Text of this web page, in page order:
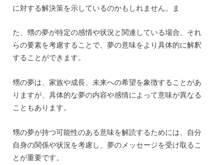
に対する解決策を示しているのかもしれません。ま
た、甥の夢が特定の感情や状況と関連している場合、それ
らの要素を考慮することで、夢の意味をより具体的に解釈
することができます。
甥の夢は、家族や成長、未来への希望を象徴することがあ
りますが、具体的な夢の内容や感情によって意味が異なる
こともあります。
甥の夢が持つ可能性のある意味を解読するためには、自分
自身の関係や状況を考慮し、夢のメッセージを受け取るこ
とが重要です。